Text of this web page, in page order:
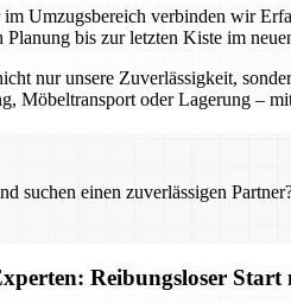
Umzugsbereich verbinden wir
Planung bis zur letzten Kiste im
nur unsere Zuverlässigkeit,
Möbeltransport oder Lagerung –
suchen einen zuverlässigen
Reibungsloser